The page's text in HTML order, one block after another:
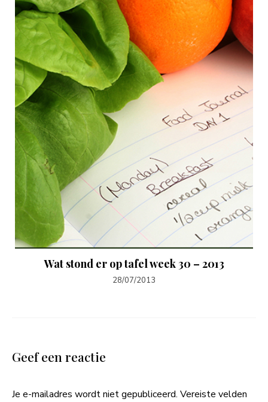
Wat stond er op tafel week 30 – 2013
28/07/2013
Geef een reactie
Je e-mailadres wordt niet gepubliceerd. Vereiste velden